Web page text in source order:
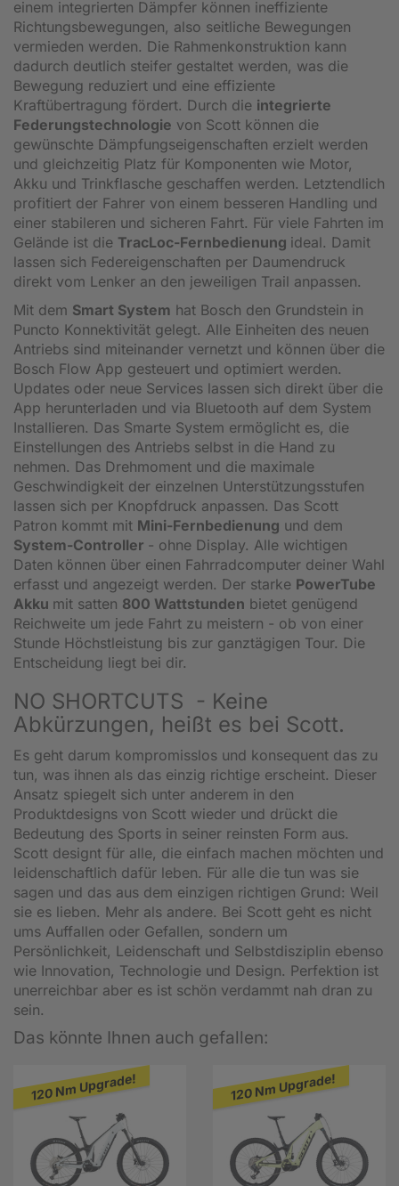
einem integrierten Dämpfer können ineffiziente
Richtungsbewegungen, also seitliche Bewegungen
vermieden werden. Die Rahmenkonstruktion kann
dadurch deutlich steifer gestaltet werden, was die
Bewegung reduziert und eine effiziente
Kraftübertragung fördert. Durch die integrierte
Federungstechnologie von Scott können die
gewünschte Dämpfungseigenschaften erzielt werden
und gleichzeitig Platz für Komponenten wie Motor,
Akku und Trinkflasche geschaffen werden. Letztendlich
profitiert der Fahrer von einem besseren Handling und
einer stabileren und sicheren Fahrt. Für viele Fahrten im
Gelände ist die TracLoc-Fernbedienung ideal. Damit
lassen sich Federeigenschaften per Daumendruck
direkt vom Lenker an den jeweiligen Trail anpassen.
Mit dem Smart System hat Bosch den Grundstein in
Puncto Konnektivität gelegt. Alle Einheiten des neuen
Antriebs sind miteinander vernetzt und können über die
Bosch Flow App gesteuert und optimiert werden.
Updates oder neue Services lassen sich direkt über die
App herunterladen und via Bluetooth auf dem System
Installieren. Das Smarte System ermöglicht es, die
Einstellungen des Antriebs selbst in die Hand zu
nehmen. Das Drehmoment und die maximale
Geschwindigkeit der einzelnen Unterstützungsstufen
lassen sich per Knopfdruck anpassen. Das Scott
Patron kommt mit Mini-Fernbedienung und dem
System-Controller - ohne Display. Alle wichtigen
Daten können über einen Fahrradcomputer deiner Wahl
erfasst und angezeigt werden. Der starke PowerTube
Akku mit satten 800 Wattstunden bietet genügend
Reichweite um jede Fahrt zu meistern - ob von einer
Stunde Höchstleistung bis zur ganztägigen Tour. Die
Entscheidung liegt bei dir.
NO SHORTCUTS - Keine
Abkürzungen, heißt es bei Scott.
Es geht darum kompromisslos und konsequent das zu
tun, was ihnen als das einzig richtige erscheint. Dieser
Ansatz spiegelt sich unter anderem in den
Produktdesigns von Scott wieder und drückt die
Bedeutung des Sports in seiner reinsten Form aus.
Scott designt für alle, die einfach machen möchten und
leidenschaftlich dafür leben. Für alle die tun was sie
sagen und das aus dem einzigen richtigen Grund: Weil
sie es lieben. Mehr als andere. Bei Scott geht es nicht
ums Auffallen oder Gefallen, sondern um
Persönlichkeit, Leidenschaft und Selbstdisziplin ebenso
wie Innovation, Technologie und Design. Perfektion ist
unerreichbar aber es ist schön verdammt nah dran zu
sein.
Das könnte Ihnen auch gefallen:
120 Nm Upgrade! 120 Nm Upgrade!